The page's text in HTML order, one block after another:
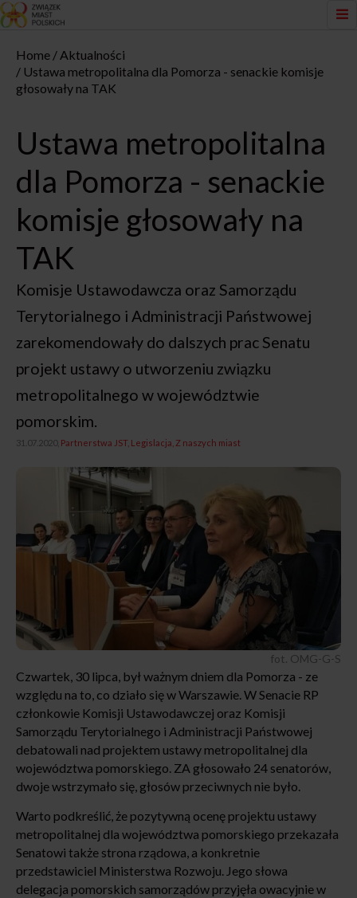
Home
Aktualności
Ustawa metropolitalna dla Pomorza - senackie komisje
głosowały na TAK
Ustawa metropolitalna
dla Pomorza - senackie
komisje głosowały na
TAK
Komisje Ustawodawcza oraz Samorządu
Terytorialnego i Administracji Państwowej
zarekomendowały do dalszych prac Senatu
projekt ustawy o utworzeniu związku
metropolitalnego w województwie
pomorskim.
31.07.2020, Partnerstwa JST Legislacja Z naszych miast
fot. OMG-G-S
Czwartek, 30 lipca, był ważnym dniem dla Pomorza - ze
względu na to, co działo się w Warszawie. W Senacie RP
członkowie Komisji Ustawodawczej oraz Komisji
Samorządu Terytorialnego i Administracji Państwowej
debatowali nad projektem ustawy metropolitalnej dla
województwa pomorskiego. ZA głosowało 24 senatorów,
dwoje wstrzymało się, głosów przeciwnych nie było.
Warto podkreślić, że pozytywną ocenę projektu ustawy
metropolitalnej dla województwa pomorskiego przekazała
Senatowi także strona rządowa, a konkretnie
przedstawiciel Ministerstwa Rozwoju. Jego słowa
delegacja pomorskich samorządów przyjęła owacyjnie w